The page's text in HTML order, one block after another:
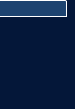
Y MAPA WEB